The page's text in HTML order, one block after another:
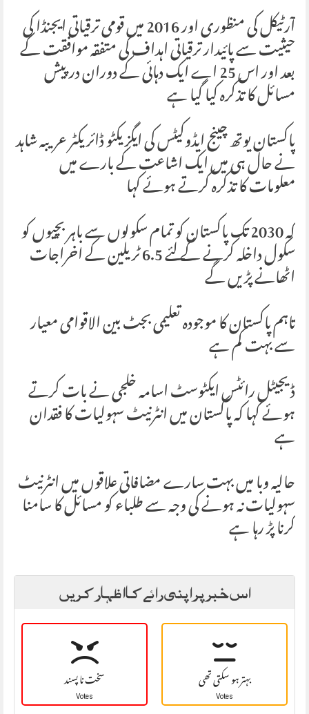
آرٹیکل کی منظوری اور 2016 میں قومی ترقیاتی ایجنڈا کی
حیثیت سے پائیدار ترقیاتی اہداف کی متفقہ موافقت کے
بعد اور اس 25 اے ایک دہائی کے دوران درپیشمسائل کا تذکرہ کیا گیا ہے
پاکستان یوتھ چینج ایڈوکیٹس کی ایگزیکٹو ڈائریکٹر عریبہ شاہد
نے حال ہی میں ایک اشاعت کے بارے میں
معلومات کا تذکرہ کرتے ہوئے کہا
کہ 2030 تک پاکستان کو تمام سکولوں سے باہر بچیوں کو
سکول داخلہ کرنے کے لئے 6.5 ٹریلین کے اخراجات
اٹھانے پڑیں گے
تاہم پاکستان کا موجودہ تعلیمی بجٹ بین الاقوامی معیار
سے بہت کم ہے
ڈیجیٹل رائٹس ایکٹوسٹ اسامہ خلجی نے بات کرتے
ہوئے کہا کہ پاکستان میں انٹرنیٹ سہولیات کا فقدان
ہے
حالیہ وبا میں بہت سارے مضافاتی علاقوں میں انٹرنیٹ
سہولیات نہ ہونے کی وجہ سے طلباء کو مسائل کا سامنا
کرنا پڑ رہا ہے
اس خبر پر اپنی رائے کا اظہار کریں
سخت نا پسند
Votes بہتر ہو سکتی تھی
Votes